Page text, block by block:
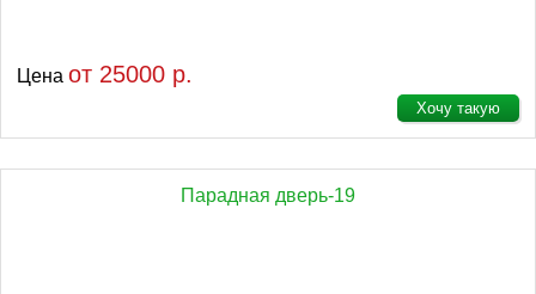
Цена от 25000 р.
Хочу такую
Парадная дверь-19